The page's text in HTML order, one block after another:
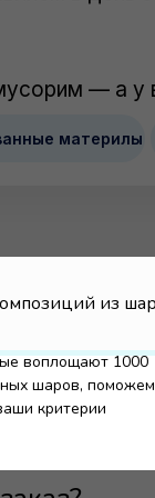
из
воплощают 1000
шаров,
критерии
— а у
материлы